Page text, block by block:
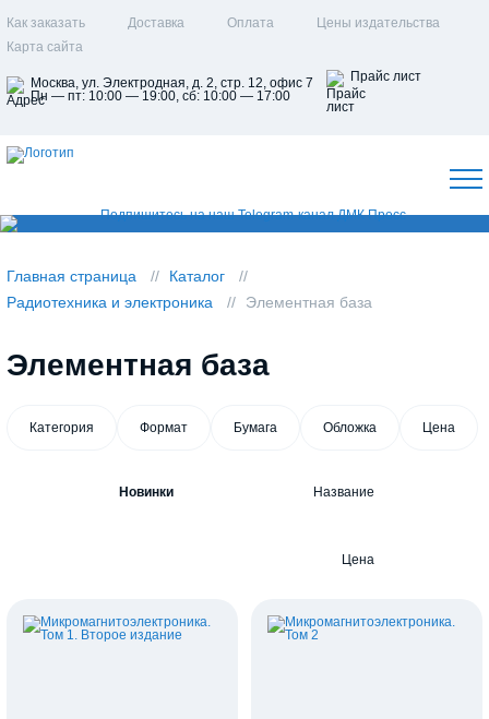
Как заказать Доставка Оплата
Цены издательства
Карта сайта
Москва, ул. Электродная, д. 2, стр. 12, офис 7
Пн — пт: 10:00 — 19:00, сб: 10:00 — 17:00
Прайс лист
Главная страница
Каталог
Радиотехника и электроника
Элементная база
Элементная база
Категория Формат Бумага Обложка Цена
Новинки Название
Цена